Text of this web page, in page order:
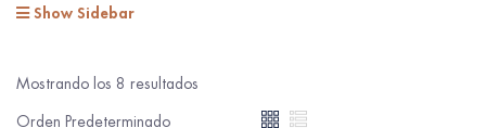
Show Sidebar
Mostrando los 8 resultados